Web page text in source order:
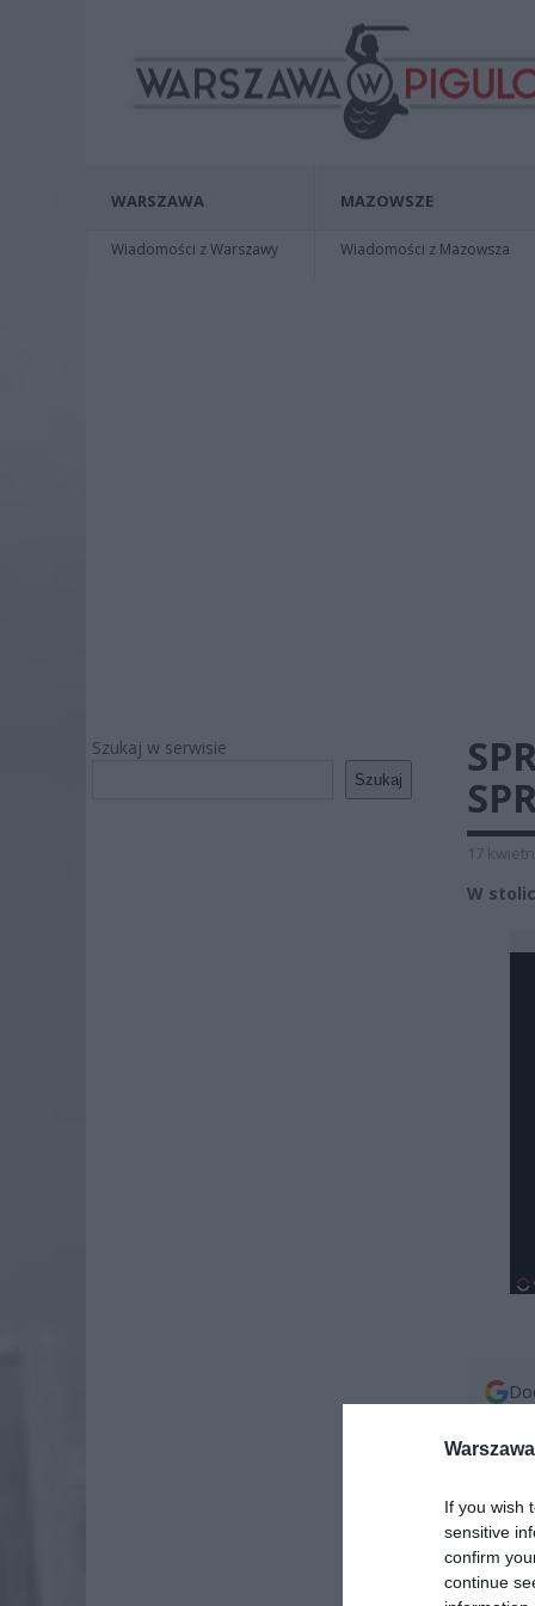
If you wish
sensitive
confirm
continue
WARSZAWA
Wiadomości z Warszawy
MAZOWSZE
Wiadomości z Mazowsza
Szukaj w serwisie
Szukaj
17
W